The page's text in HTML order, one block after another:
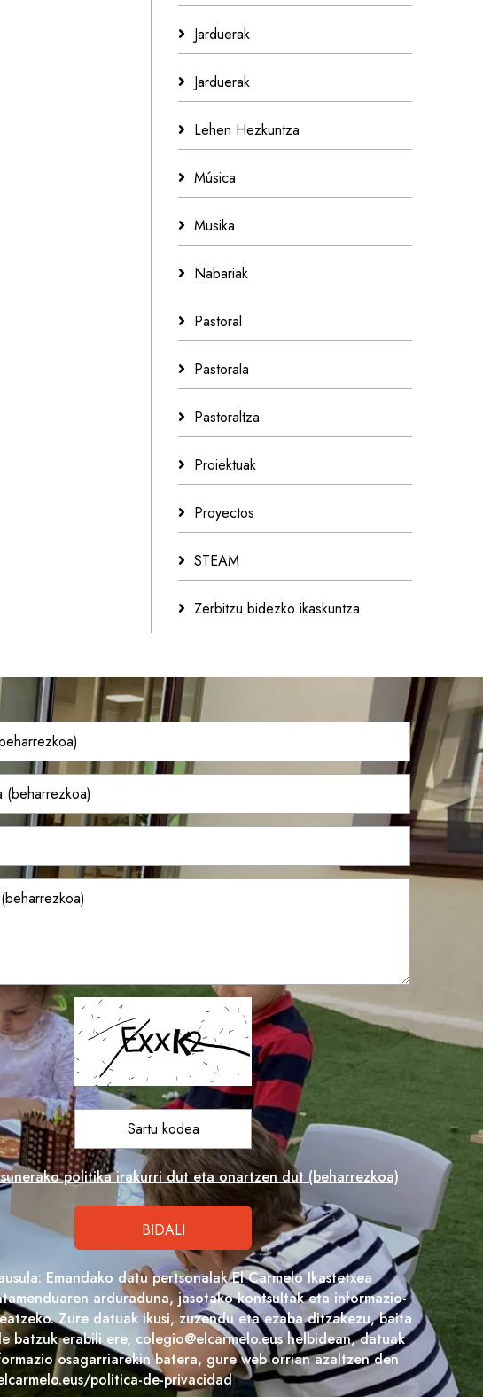
Jarduerak
Jarduerak
Lehen Hezkuntza
Música
Musika
Nabariak
Pastoral
Pastorala
Pastoraltza
Proiektuak
Proyectos
STEAM
Zerbitzu bidezko ikaskuntza
politika irakurri dut eta onartzen dut (beharrezkoa)
Emandako datu pertsonalak El Carmelo Ikastetxea
arduraduna, jasotako kontsultak eta informazio-
Zure datuak ikusi, zuzendu eta ezaba ditzakezu, baita
batzuk erabili ere, colegio@elcarmelo.eus helbidean, datuak
osagarriarekin batera, gure web orrian azaltzen den
politica-de-privacidad